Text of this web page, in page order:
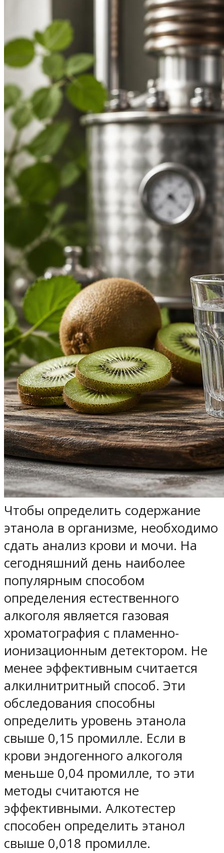
Чтобы определить содержание
этанола в организме, необходимо
сдать анализ крови и мочи. На
сегодняшний день наиболее
популярным способом
определения естественного
алкоголя является газовая
хроматография с пламенно-
ионизационным детектором. Не
менее эффективным считается
алкилнитритный способ. Эти
обследования способны
определить уровень этанола
свыше 0,15 промилле. Если в
крови эндогенного алкоголя
меньше 0,04 промилле, то эти
методы считаются не
эффективными. Алкотестер
способен определить этанол
свыше 0,018 промилле.